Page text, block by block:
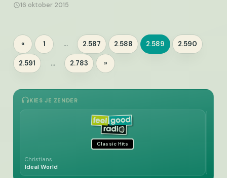
16 oktober 2015
Berichten
paginering
« Pagina
1 … Pagina
2.587 Pagina
2.588 Pagina
2.589 Pagina
2.590
Pagina
2.591 … Pagina
2.783 »
KIES JE ZENDER
Classic Hits
Christians
Ideal World